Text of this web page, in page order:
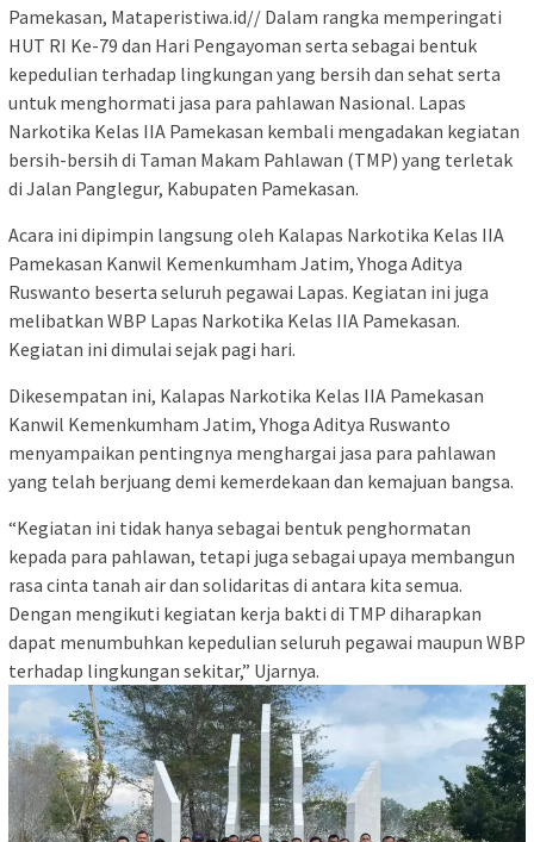
Pamekasan, Mataperistiwa.id// Dalam rangka memperingati
HUT RI Ke-79 dan Hari Pengayoman serta sebagai bentuk
kepedulian terhadap lingkungan yang bersih dan sehat serta
untuk menghormati jasa para pahlawan Nasional. Lapas
Narkotika Kelas IIA Pamekasan kembali mengadakan kegiatan
bersih-bersih di Taman Makam Pahlawan (TMP) yang terletak
di Jalan Panglegur, Kabupaten Pamekasan.
Acara ini dipimpin langsung oleh Kalapas Narkotika Kelas IIA
Pamekasan Kanwil Kemenkumham Jatim, Yhoga Aditya
Ruswanto beserta seluruh pegawai Lapas. Kegiatan ini juga
melibatkan WBP Lapas Narkotika Kelas IIA Pamekasan.
Kegiatan ini dimulai sejak pagi hari.
Dikesempatan ini, Kalapas Narkotika Kelas IIA Pamekasan
Kanwil Kemenkumham Jatim, Yhoga Aditya Ruswanto
menyampaikan pentingnya menghargai jasa para pahlawan
yang telah berjuang demi kemerdekaan dan kemajuan bangsa.
“Kegiatan ini tidak hanya sebagai bentuk penghormatan
kepada para pahlawan, tetapi juga sebagai upaya membangun
rasa cinta tanah air dan solidaritas di antara kita semua.
Dengan mengikuti kegiatan kerja bakti di TMP diharapkan
dapat menumbuhkan kepedulian seluruh pegawai maupun WBP
terhadap lingkungan sekitar,” Ujarnya.